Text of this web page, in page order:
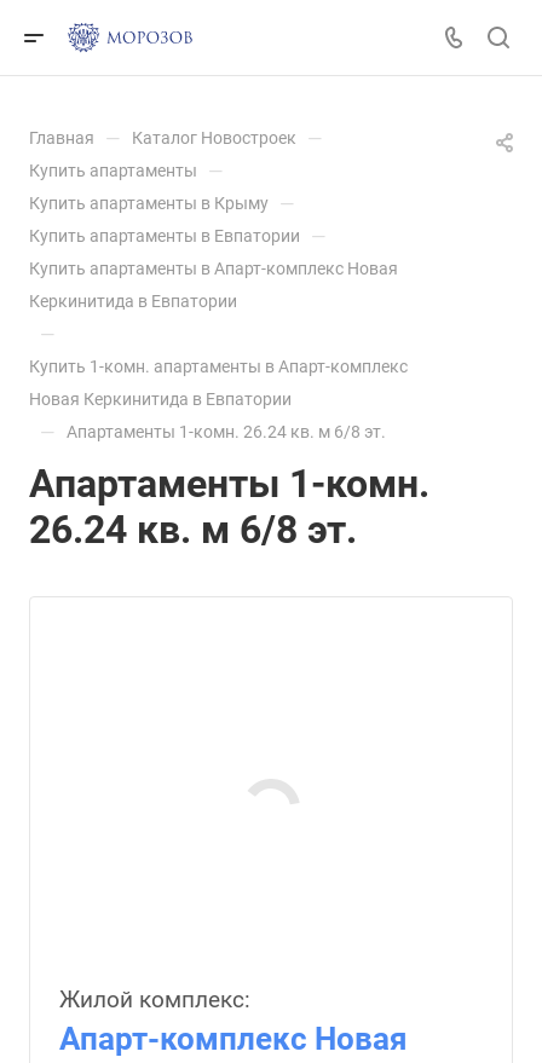
Главная — Каталог Новостроек —
Купить апартаменты —
Купить апартаменты в Крыму —
Купить апартаменты в Евпатории —
Купить апартаменты в Апарт-комплекс Новая
Керкинитида в Евпатории
—
Купить 1-комн. апартаменты в Апарт-комплекс
Новая Керкинитида в Евпатории
— Апартаменты 1-комн. 26.24 кв. м 6/8 эт.
Апартаменты 1-комн.
26.24 кв. м 6/8 эт.
Жилой комплекс:
Апарт-комплекс Новая